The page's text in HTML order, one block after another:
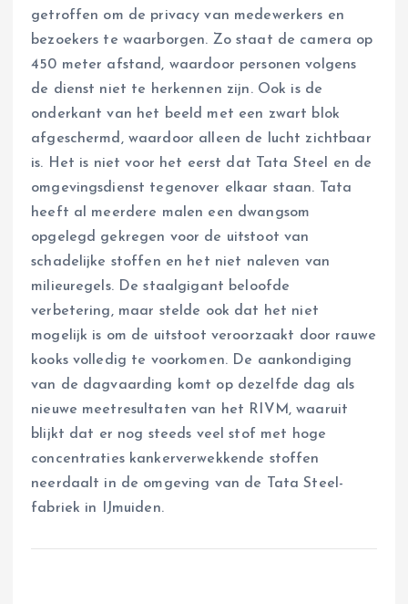
getroffen om de privacy van medewerkers en
bezoekers te waarborgen. Zo staat de camera op
450 meter afstand, waardoor personen volgens
de dienst niet te herkennen zijn. Ook is de
onderkant van het beeld met een zwart blok
afgeschermd, waardoor alleen de lucht zichtbaar
is. Het is niet voor het eerst dat Tata Steel en de
omgevingsdienst tegenover elkaar staan. Tata
heeft al meerdere malen een dwangsom
opgelegd gekregen voor de uitstoot van
schadelijke stoffen en het niet naleven van
milieuregels. De staalgigant beloofde
verbetering, maar stelde ook dat het niet
mogelijk is om de uitstoot veroorzaakt door rauwe
kooks volledig te voorkomen. De aankondiging
van de dagvaarding komt op dezelfde dag als
nieuwe meetresultaten van het RIVM, waaruit
blijkt dat er nog steeds veel stof met hoge
concentraties kankerverwekkende stoffen
neerdaalt in de omgeving van de Tata Steel-
fabriek in IJmuiden.